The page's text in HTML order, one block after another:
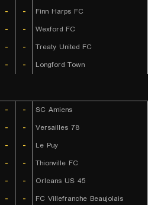
- -
Finn Harps FC
- -
Wexford FC
- -
Treaty United FC
- - Longford Town
- -
SC Amiens
- -
Versailles 78
- -
Le Puy
- -
Thionville FC
- -
Orleans US 45
- -
FC Villefranche Beaujolais